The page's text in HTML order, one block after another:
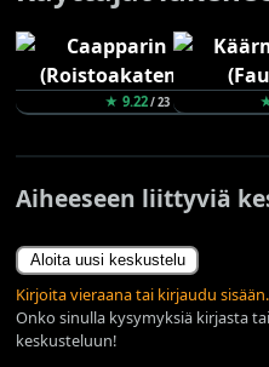
★ 9.22/ 23
Aiheeseen liittyviä
Aloita uusi keskustelu
Kirjoita vieraana tai kirjaudu sisään.
Onko sinulla kysymyksiä kirjasta
keskusteluun!